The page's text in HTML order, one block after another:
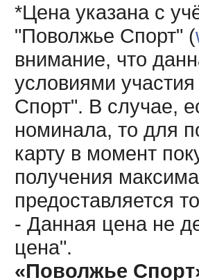
*Цена указана с
"Поволжье Спорт" (
внимание, что
условиями
Спорт". В случае,
номинала, то для
карту в момент
получения
предоставляется
- Данная цена не
цена".
«Поволжье